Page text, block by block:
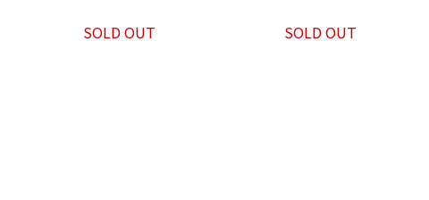
SOLD OUT SOLD OUT